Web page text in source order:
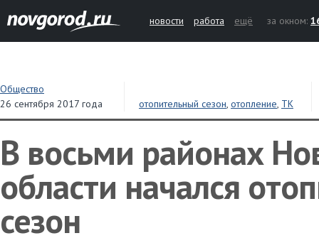
новости работа ещё за окном:
Общество
26 сентября 2017 года
отопительный сезон, отопление, ТК
Новгородская,ЖКХ
В восьми районах
области начался
сезон